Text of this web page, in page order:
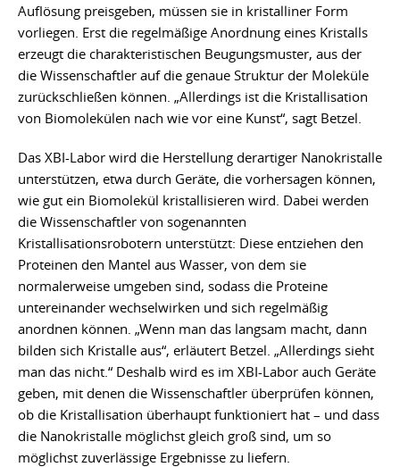
Auflösung preisgeben, müssen sie in kristalliner Form
vorliegen. Erst die regelmäßige Anordnung eines Kristalls
erzeugt die charakteristischen Beugungsmuster, aus der
die Wissenschaftler auf die genaue Struktur der Moleküle
zurückschließen können. „Allerdings ist die Kristallisation
von Biomolekülen nach wie vor eine Kunst“, sagt Betzel.
Das XBI-Labor wird die Herstellung derartiger Nanokristalle
unterstützen, etwa durch Geräte, die vorhersagen können,
wie gut ein Biomolekül kristallisieren wird. Dabei werden
die Wissenschaftler von sogenannten
Kristallisationsrobotern unterstützt: Diese entziehen den
Proteinen den Mantel aus Wasser, von dem sie
normalerweise umgeben sind, sodass die Proteine
untereinander wechselwirken und sich regelmäßig
anordnen können. „Wenn man das langsam macht, dann
bilden sich Kristalle aus“, erläutert Betzel. „Allerdings sieht
man das nicht.“ Deshalb wird es im XBI-Labor auch Geräte
geben, mit denen die Wissenschaftler überprüfen können,
ob die Kristallisation überhaupt funktioniert hat – und dass
die Nanokristalle möglichst gleich groß sind, um so
möglichst zuverlässige Ergebnisse zu liefern.